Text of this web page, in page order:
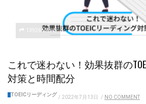
13926 VIEWS
これで迷わない！効果抜群の
対策と時間配分
TOEICリーディング / 2022年7月13日 / NO COMMENT